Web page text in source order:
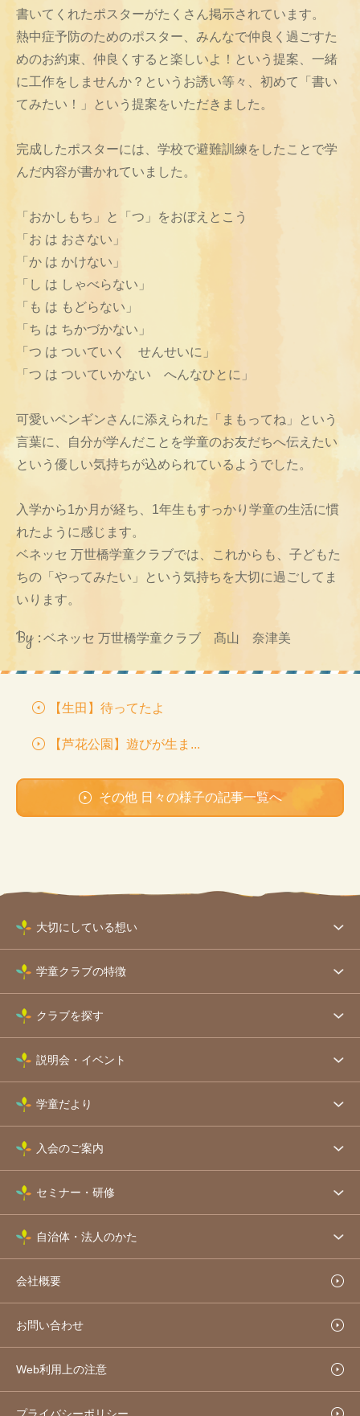
書いてくれたポスターがたくさん掲示されています。
熱中症予防のためのポスター、みんなで仲良く過ごすた
めのお約束、仲良くすると楽しいよ！という提案、一緒
に工作をしませんか？というお誘い等々、初めて「書い
てみたい！」という提案をいただきました。
完成したポスターには、学校で避難訓練をしたことで学
んだ内容が書かれていました。
「おかしもち」と「つ」をおぼえとこう
「お は おさない」
「か は かけない」
「し は しゃべらない」
「も は もどらない」
「ち は ちかづかない」
「つ は ついていく せんせいに」
「つ は ついていかない へんなひとに」
可愛いペンギンさんに添えられた「まもってね」という
言葉に、自分が学んだことを学童のお友だちへ伝えたい
という優しい気持ちが込められているようでした。
入学から1か月が経ち、1年生もすっかり学童の生活に慣
れたように感じます。
ベネッセ 万世橋学童クラブでは、これからも、子どもた
ちの「やってみたい」という気持ちを大切に過ごしてま
いります。
By : ベネッセ 万世橋学童クラブ 髙山 奈津美
【生田】待ってたよ
【芦花公園】遊びが生ま...
その他 日々の様子の記事一覧へ
大切にしている想い
学童クラブの特徴
クラブを探す
説明会・イベント
学童だより
入会のご案内
セミナー・研修
自治体・法人のかた
会社概要
お問い合わせ
Web利用上の注意